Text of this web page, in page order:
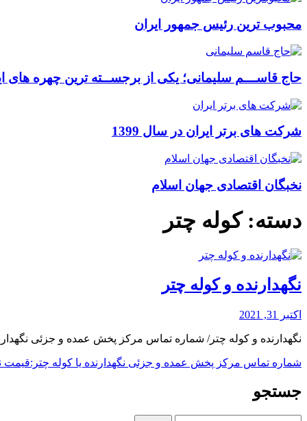
محبوب ترین رئیس جمهور ایران
حاج قاســـم سلیمانی؛ یکی از برجســته ترین چهره های
شرکت های برتر ایران در سال 1399
نخبگان اقتصادی جهان اسلام
دسته:کوله چتر
نگهدارنده و کوله چتر
اکتبر 31, 2021
نگهدارنده و کوله چتر/ شماره تماس مرکز پخش عمده و جزئی
شماره تماس مرکز پخش عمده و جزئی نگهدارنده یا کوله چتر:قیمت
جستجو